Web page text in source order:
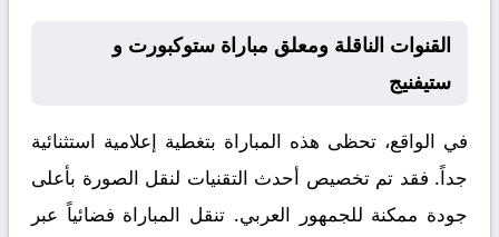
القنوات الناقلة ومعلق مباراة ستوكبورت و
ستيفنيج
في الواقع، تحظى هذه المباراة بتغطية إعلامية استثنائية
جداً. فقد تم تخصيص أحدث التقنيات لنقل الصورة بأعلى
جودة ممكنة للجمهور العربي. تنقل المباراة فضائياً عبر